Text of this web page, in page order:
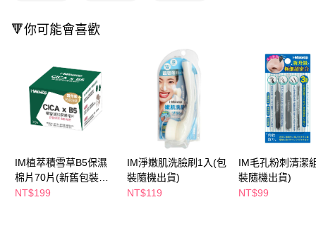
２．訂單成立數日內，您將收到繳費通知簡訊。
ATM／網路銀行／等多元方式進行付款，方視為交易完成。
※ 請注意：結帳手續完成當下不需立刻繳費，但若您需要取消訂單，請聯絡
購買商品的店家。未經商家同意取消之訂單仍視為有效，需透過AFTEE先享
後付繳納相關費用。
※ 交易是否成功請以「AFTEE先享後付 」之結帳頁面顯示為準，若有關於
是否繳費成功／繳費後需取消欲退款等相關疑問，請聯繫「AFTEE先享後付
https://netprotections.freshdesk.com/support/home
【注意事項】
１．透過由恩沛科技股份有限公司提供之「AFTEE先享後付」服務完成之交
易，需依本服務之必要範圍內提供個人資料，並將交易相關給付款項請求債
權轉讓予恩沛科技股份有限公司。
每筆NT$65，滿NT$390(含以上)免運費
萊爾富取貨付款
每筆NT$65，滿NT$490(含以上)免運費
付款後萊爾富取貨
每筆NT$65，滿NT$490(含以上)免運費
每筆NT$65，滿NT$490(含以上)免運費
付款後7-11取貨
🔻你可能會喜歡
IM植萃積雪草B5保濕
棉片70片(新舊包裝隨
機出貨)
NT$199
IM淨嫩肌洗臉刷1入(包
裝隨機出貨)
NT$119
IM毛孔粉刺清潔
裝隨機出貨)
NT$99